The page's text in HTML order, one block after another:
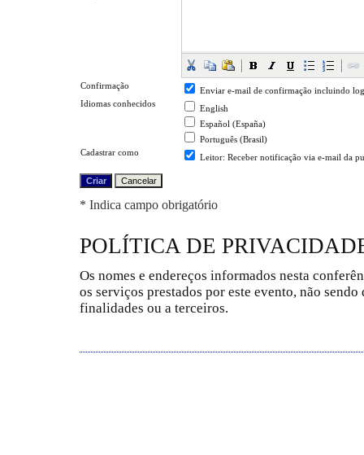
Confirmação
Enviar e-mail de confirmação incluindo
Idiomas conhecidos
English
Español (España)
Português (Brasil)
Cadastrar como
Leitor: Receber notificação via e-mail da
* Indica campo obrigatório
POLÍTICA DE
Os nomes e endereços informados nesta
os serviços prestados por este evento, não
finalidades ou a terceiros.